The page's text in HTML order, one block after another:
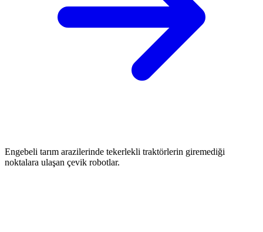
Engebeli tarım arazilerinde tekerlekli traktörlerin giremediği
noktalara ulaşan çevik robotlar.